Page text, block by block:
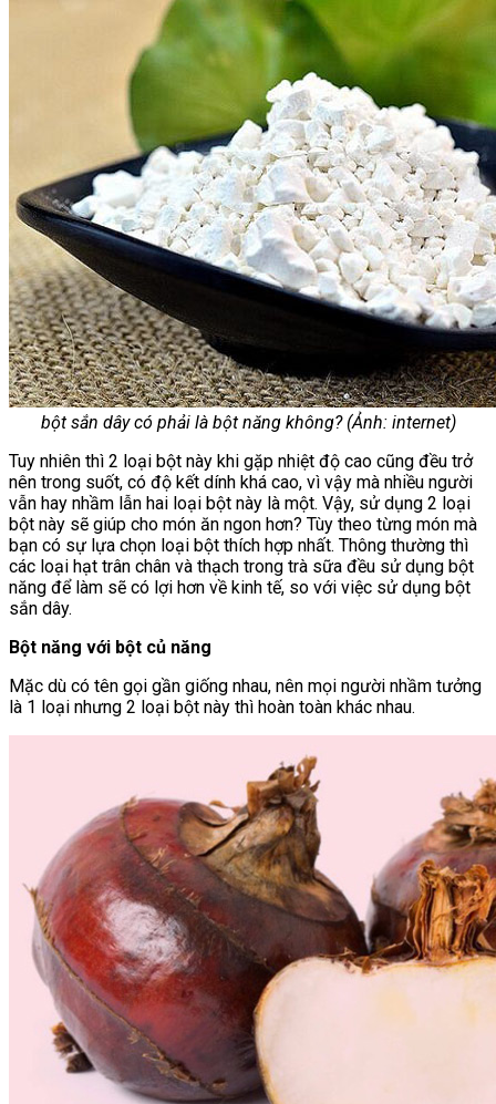
bột sắn dây có phải là bột năng không? (Ảnh: internet)
Tuy nhiên thì 2 loại bột này khi gặp nhiệt độ cao cũng đều trở
nên trong suốt, có độ kết dính khá cao, vì vậy mà nhiều người
vẫn hay nhầm lẫn hai loại bột này là một. Vậy, sử dụng 2 loại
bột này sẽ giúp cho món ăn ngon hơn? Tùy theo từng món mà
bạn có sự lựa chọn loại bột thích hợp nhất. Thông thường thì
các loại hạt trân chân và thạch trong trà sữa đều sử dụng bột
năng để làm sẽ có lợi hơn về kinh tế, so với việc sử dụng bột
sắn dây.
Bột năng với bột củ năng
Mặc dù có tên gọi gần giống nhau, nên mọi người nhầm tưởng
là 1 loại nhưng 2 loại bột này thì hoàn toàn khác nhau.